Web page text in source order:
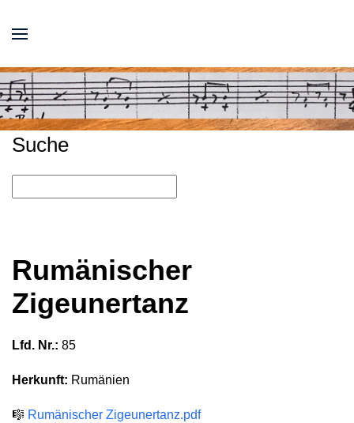
Suche
Rumänischer
Zigeunertanz
Lfd. Nr.: 85
Herkunft: Rumänien
🎼 Rumänischer Zigeunertanz.pdf